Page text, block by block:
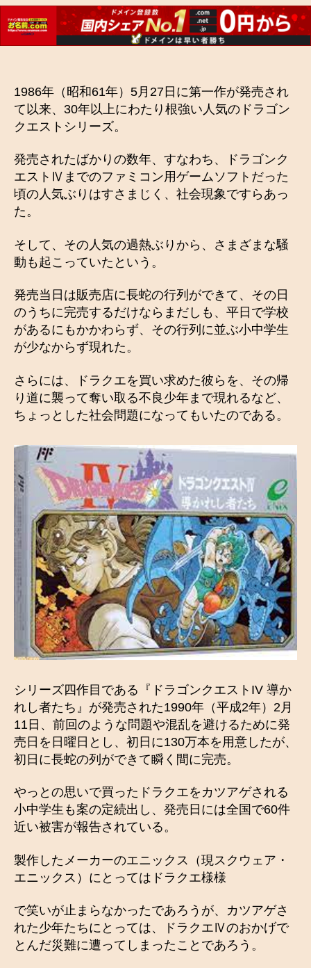
1986年（昭和61年）5月27日に第一作が発売され
て以来、30年以上にわたり根強い人気のドラゴン
クエストシリーズ。
発売されたばかりの数年、すなわち、ドラゴンク
エストⅣまでのファミコン用ゲームソフトだった
頃の人気ぶりはすさまじく、社会現象ですらあっ
た。
そして、その人気の過熱ぶりから、さまざまな騒
動も起こっていたという。
発売当日は販売店に長蛇の行列ができて、その日
のうちに完売するだけならまだしも、平日で学校
があるにもかかわらず、その行列に並ぶ小中学生
が少なからず現れた。
さらには、ドラクエを買い求めた彼らを、その帰
り道に襲って奪い取る不良少年まで現れるなど、
ちょっとした社会問題になってもいたのである。
シリーズ四作目である『ドラゴンクエストIV 導か
れし者たち』が発売された1990年（平成2年）2月
11日、前回のような問題や混乱を避けるために発
売日を日曜日とし、初日に130万本を用意したが、
初日に長蛇の列ができて瞬く間に完売。
やっとの思いで買ったドラクエをカツアゲされる
小中学生も案の定続出し、発売日には全国で60件
近い被害が報告されている。
製作したメーカーのエニックス（現スクウェア・
エニックス）にとってはドラクエ様様
で笑いが止まらなかったであろうが、カツアゲさ
れた少年たちにとっては、ドラクエⅣのおかげで
とんだ災難に遭ってしまったことであろう。